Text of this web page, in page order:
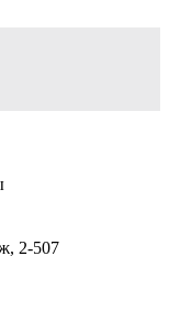
2-507